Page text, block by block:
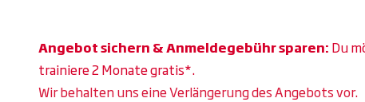
Angebot sichern & Anmeldegebühr sparen: Du
trainiere 2 Monate gratis*.
Wir behalten uns eine Verlängerung des Angebots vor.